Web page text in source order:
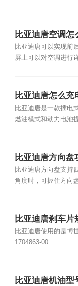
比亚迪唐空调怎
怎么用
比亚迪唐可以实现前
屏上可以对空调进行
比亚迪唐怎么
便吗
比亚迪唐是一款插电
燃油模式和动力电池
比亚迪唐方向
唐方向盘怎么调
比亚迪唐方向盘支持
角度时，可握住方向
比亚迪唐刹车
刹车片哪里买
比亚迪唐使用的是博
1704863-00...
比亚迪唐机油